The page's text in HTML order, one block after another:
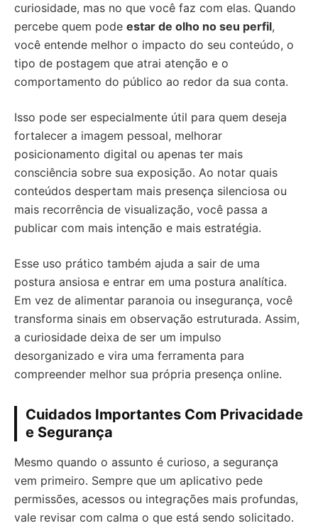
curiosidade, mas no que você faz com elas. Quando
percebe quem pode estar de olho no seu perfil,
você entende melhor o impacto do seu conteúdo, o
tipo de postagem que atrai atenção e o
comportamento do público ao redor da sua conta.
Isso pode ser especialmente útil para quem deseja
fortalecer a imagem pessoal, melhorar
posicionamento digital ou apenas ter mais
consciência sobre sua exposição. Ao notar quais
conteúdos despertam mais presença silenciosa ou
mais recorrência de visualização, você passa a
publicar com mais intenção e mais estratégia.
Esse uso prático também ajuda a sair de uma
postura ansiosa e entrar em uma postura analítica.
Em vez de alimentar paranoia ou insegurança, você
transforma sinais em observação estruturada. Assim,
a curiosidade deixa de ser um impulso
desorganizado e vira uma ferramenta para
compreender melhor sua própria presença online.
Cuidados Importantes Com Privacidade
e Segurança
Mesmo quando o assunto é curioso, a segurança
vem primeiro. Sempre que um aplicativo pede
permissões, acessos ou integrações mais profundas,
vale revisar com calma o que está sendo solicitado.